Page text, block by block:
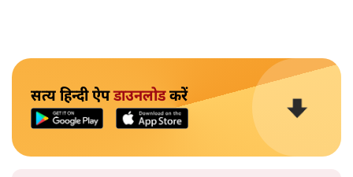
सत्य हिन्दी ऐपडाउनलोडकरें